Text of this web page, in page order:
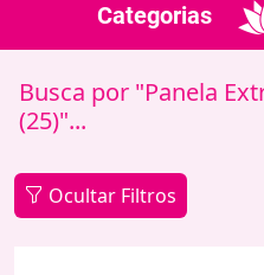
Categorias
Busca por "Panela
(25)"...
Ocultar Filtros